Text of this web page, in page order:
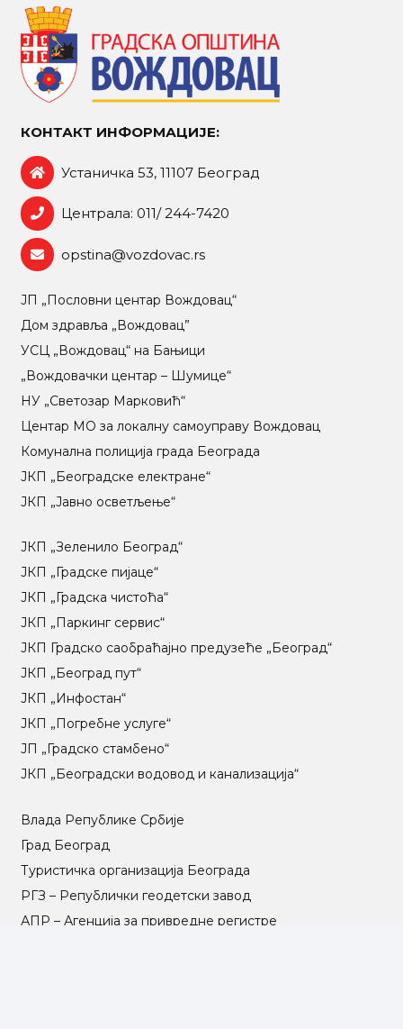
КОНТАКТ ИНФОРМАЦИЈЕ:
Устаничка 53, 11107 Београд
Централа: 011/ 244-7420
opstina@vozdovac.rs
ЈП „Пословни центар Вождовац“
Дом здравља „Вождовац”
УСЦ „Вождовац“ на Бањици
„Вождовачки центар – Шумице“
НУ „Светозар Марковић“
Центар МO за локалну самоуправу Вождовац
Комунална полиција града Београда
ЈКП „Београдске електране“
ЈКП „Јавно осветљење“
ЈКП „Зеленило Београд“
ЈКП „Градске пијаце“
ЈКП „Градска чистоћа“
ЈКП „Паркинг сервис“
ЈКП Градско саобраћајно предузеће „Београд“
ЈКП „Београд пут“
ЈКП „Инфостан“
ЈКП „Погребне услуге“
ЈП „Градско стамбено“
ЈКП „Београдски водовод и канализација“
Влада Републике Србије
Град Београд
Туристичка организација Београда
РГЗ – Републички геодетски завод
АПР – Агенција за привредне регистре